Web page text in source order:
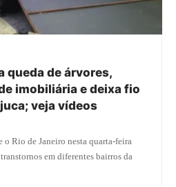
queda de árvores,
imobiliária e deixa fio
veja vídeos
Rio de Janeiro nesta quarta-feira
em diferentes bairros da